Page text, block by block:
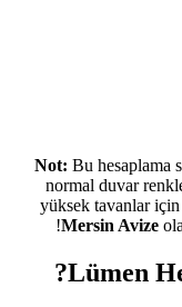
Not: Bu hesaplama
normal duvar
yüksek tavanlar için
Mersin Avize
Lümen